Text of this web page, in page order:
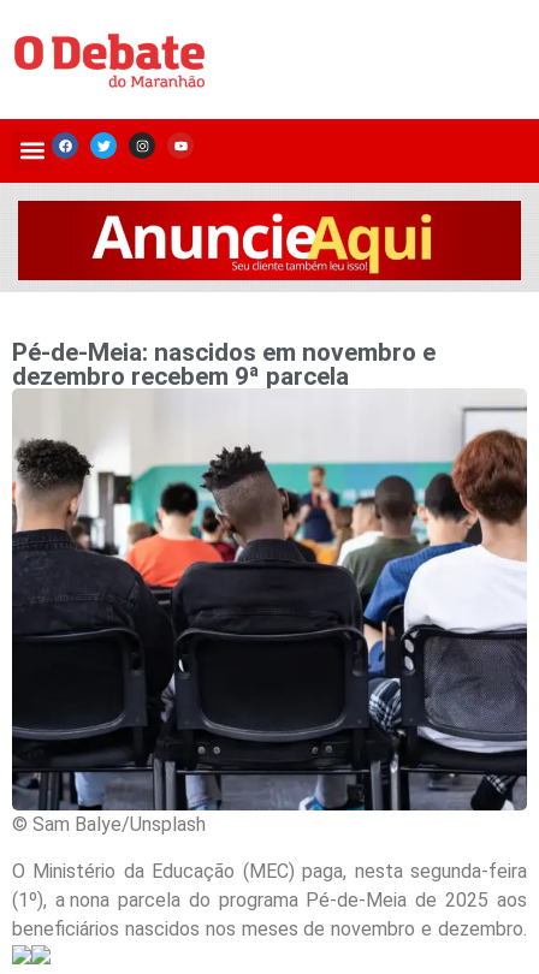
Pé-de-Meia: nascidos em novembro e
dezembro recebem 9ª parcela
© Sam Balye/Unsplash
O Ministério da Educação (MEC) paga, nesta segunda-feira
(1º), a nona parcela do programa Pé-de-Meia de 2025 aos
beneficiários nascidos nos meses de novembro e dezembro.